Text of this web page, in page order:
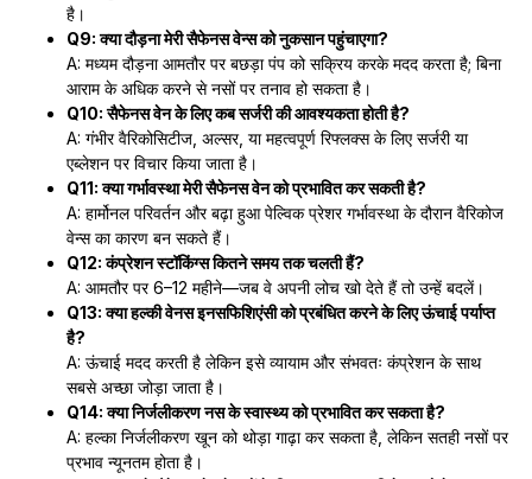
है।
Q9: क्या दौड़ना मेरी सैफेनस वेन्स को नुकसान पहुंचाएगा?
A: मध्यम दौड़ना आमतौर पर बछड़ा पंप को सक्रिय करके मदद करता है; बिना
आराम के अधिक करने से नसों पर तनाव हो सकता है।
Q10: सैफेनस वेन के लिए कब सर्जरी की आवश्यकता होती है?
A: गंभीर वैरिकोसिटीज, अल्सर, या महत्वपूर्ण रिफ्लक्स के लिए सर्जरी या
एब्लेशन पर विचार किया जाता है।
Q11: क्या गर्भावस्था मेरी सैफेनस वेन को प्रभावित कर सकती है?
A: हार्मोनल परिवर्तन और बढ़ा हुआ पेल्विक प्रेशर गर्भावस्था के दौरान वैरिकोज
वेन्स का कारण बन सकते हैं।
Q12: कंप्रेशन स्टॉकिंग्स कितने समय तक चलती हैं?
A: आमतौर पर 6–12 महीने—जब वे अपनी लोच खो देते हैं तो उन्हें बदलें।
Q13: क्या हल्की वेनस इनसफिशिएंसी को प्रबंधित करने के लिए ऊंचाई पर्याप्त
है?
A: ऊंचाई मदद करती है लेकिन इसे व्यायाम और संभवतः कंप्रेशन के साथ
सबसे अच्छा जोड़ा जाता है।
Q14: क्या निर्जलीकरण नस के स्वास्थ्य को प्रभावित कर सकता है?
A: हल्का निर्जलीकरण खून को थोड़ा गाढ़ा कर सकता है, लेकिन सतही नसों पर
प्रभाव न्यूनतम होता है।